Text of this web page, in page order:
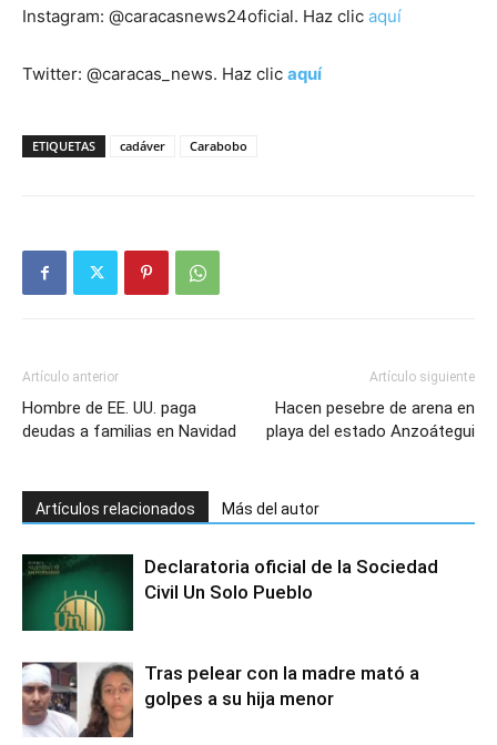
Instagram: @caracasnews24oficial. Haz clic aquí
Twitter: @caracas_news. Haz clic aquí
ETIQUETAS cadáver Carabobo
Artículo anterior
Hombre de EE. UU. paga
deudas a familias en Navidad
Artículo siguiente
Hacen pesebre de arena en
playa del estado Anzoátegui
Artículos relacionados Más del autor
Declaratoria oficial de la Sociedad
Civil Un Solo Pueblo
Tras pelear con la madre mató a
golpes a su hija menor